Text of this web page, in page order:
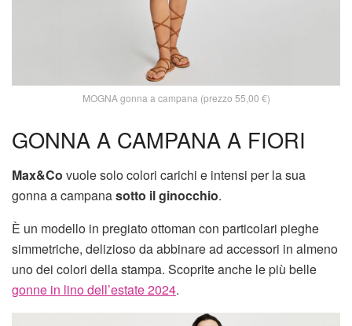
MOGNA gonna a campana (prezzo 55,00 €)
GONNA A CAMPANA A FIORI
Max&Co vuole solo colori carichi e intensi per la sua
gonna a campanasotto il ginocchio.
È un modello in pregiato ottoman con particolari pieghe
simmetriche, delizioso da abbinare ad accessori in almeno
uno dei colori della stampa. Scoprite anche le più belle
gonne in lino dell’estate 2024.